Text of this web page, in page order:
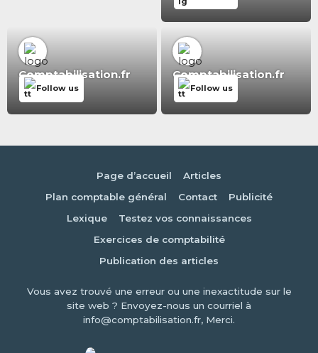
Comptabilisation.fr
Follow us
Comptabilisation.fr
Follow us
Page d’accueil
Articles
Plan comptable général
Contact
Publicité
Lexique
Testez vos connaissances
Exercices de comptabilité
Publication des articles
Vous avez trouvé une erreur ou une inexactitude sur le
site web ? Envoyez-nous un courriel à
info@comptabilisation.fr, Merci.